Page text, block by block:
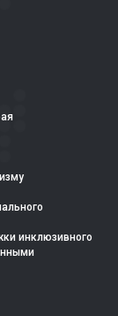
инклюзивного